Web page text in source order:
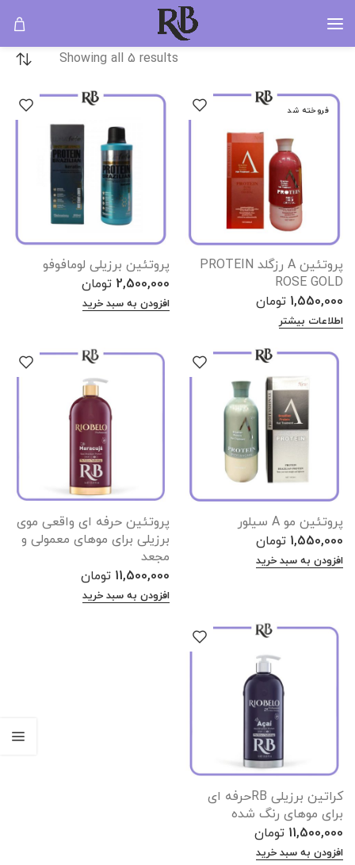
خانه
Showing all 5 results
فروخته شد
پروتئین A رزگلد PROTEIN
ROSE GOLD
1,550,000 تومان
اطلاعات بیشتر
پروتئین برزیلی لومافوفو
2,500,000 تومان
افزودن به سبد خرید
پروتئین مو A سیلور
1,550,000 تومان
افزودن به سبد خرید
پروتئین حرفه ای واقعی موی
برزیلی برای موهای معمولی و
مجعد
11,500,000 تومان
افزودن به سبد خرید
کراتین برزیلی RBحرفه ای
برای موهای رنگ شده
11,500,000 تومان
افزودن به سبد خرید